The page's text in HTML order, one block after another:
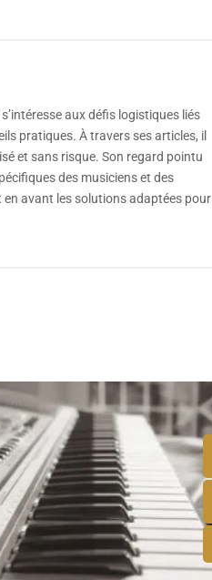
aux défis logistiques liés
pratiques. À travers ses articles, il
et sans risque. Son regard pointu
des musiciens et des
avant les solutions adaptées pour